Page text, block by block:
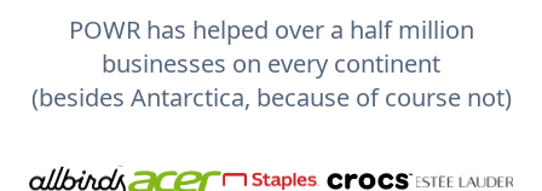
POWR has helped over a half million
businesses on every continent
(besides Antarctica, because of course not)